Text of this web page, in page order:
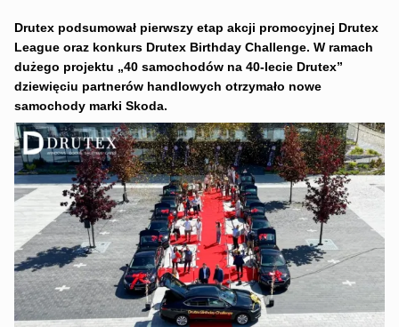
Drutex podsumował pierwszy etap akcji promocyjnej Drutex
League oraz konkurs Drutex Birthday Challenge. W ramach
dużego projektu „40 samochodów na 40-lecie Drutex”
dziewięciu partnerów handlowych otrzymało nowe
samochody marki Skoda.